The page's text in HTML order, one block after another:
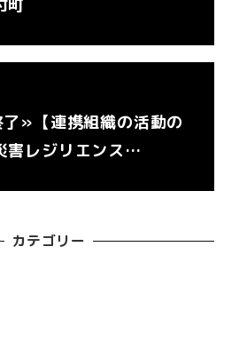
町
»【連携組織の活動の
害レジリエンス…
カテゴリー